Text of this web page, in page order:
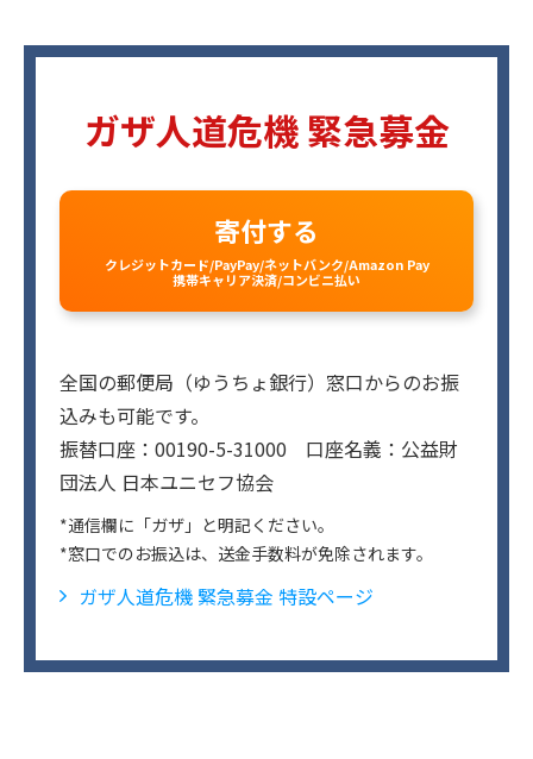
ガザ人道危機 緊急募金
寄付する
クレジットカード/PayPay/ネットバンク/Amazon Pay
携帯キャリア決済/コンビニ払い
全国の郵便局（ゆうちょ銀行）窓口からのお振
込みも可能です。
振替口座：00190-5-31000 口座名義：公益財
団法人 日本ユニセフ協会
*通信欄に「ガザ」と明記ください。
*窓口でのお振込は、送金手数料が免除されます。
ガザ人道危機 緊急募金 特設ページ